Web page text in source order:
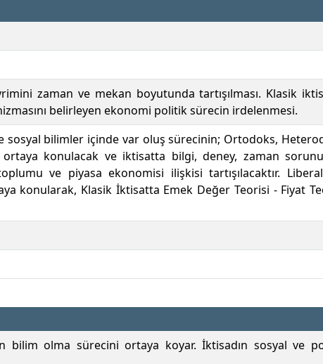
zaman ve mekan boyutunda tartışılması. Klasik
belirleyen ekonomi politik sürecin irdelenmesi.
sosyal bilimler içinde var oluş sürecinin; Ortodoks,
ortaya konulacak ve iktisatta bilgi, deney, zaman
ve piyasa ekonomisi ilişkisi tartışılacaktır.
konularak, Klasik İktisatta Emek Değer Teorisi - Fiyat
bilim olma sürecini ortaya koyar. İktisadın sosyal ve